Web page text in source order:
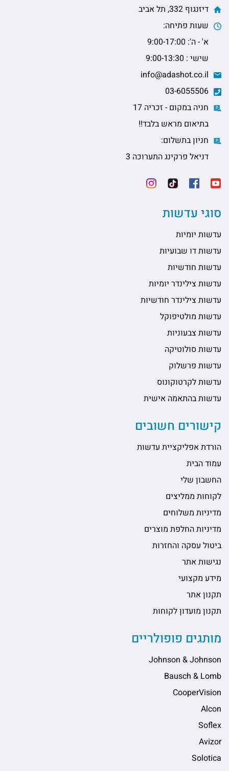
דיזנגוף 332, תל אביב
שעות פתיחה:
א' - ה': 9:00-17:00
שישי : 9:00-13:30
חניה במקום - זכריה 17
בתיאום מראש בלבד!!
חניון בתשלום:
דניאל פרקינג התערוכה 3
סוגי עדשות
עדשות יומיות
עדשות דו שבועיות
עדשות חודשיות
עדשות צילינדר יומיות
עדשות צילינדר חודשיות
עדשות מולטיפוקל
עדשות צבעוניות
עדשות סולוטיקה
עדשות פרשלוק
עדשות לקרטוקונוס
עדשות בהתאמה אישית
קישורים חשובים
הורדת אפליקציית עדשות
עמוד הבית
החשבון שלי
לקוחות ממליצים
מדיניות משלוחים
מדיניות החלפת מוצרים
ביטול עסקה והחזרות
נגישות אתר
מידע מקצועי
תקנון אתר
תקנון מועדון לקוחות
מותגים פופולריים
Johnson & Johnson
Bausch & Lomb
CooperVision
Alcon
Soflex
Avizor
Solotica